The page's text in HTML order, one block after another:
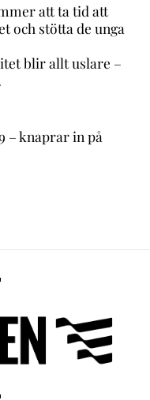
att ta tid att
och stötta de unga
blir allt uslare –
– knaprar in på